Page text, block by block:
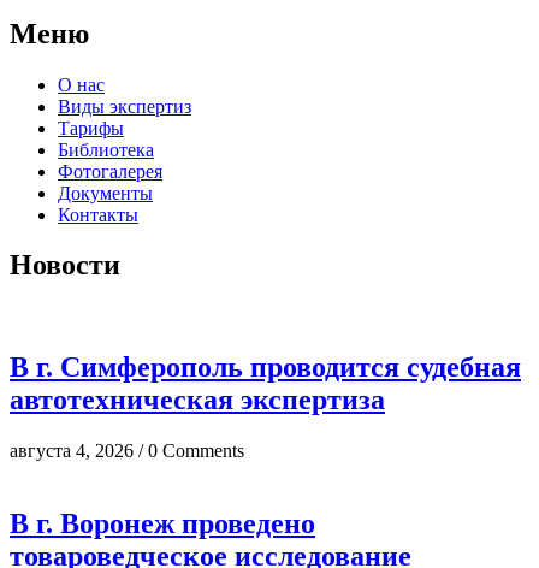
Меню
О нас
Виды экспертиз
Тарифы
Библиотека
Фотогалерея
Документы
Контакты
Новости
В г. Симферополь проводится судебная
автотехническая экспертиза
августа 4, 2026 / 0 Comments
В г. Воронеж проведено
товароведческое исследование